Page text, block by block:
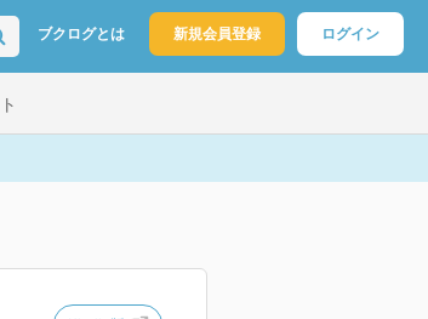
ブクログとは 新規会員登録 ログイン